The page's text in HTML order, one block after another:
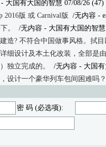
- 大国有大国的智慧 07/08/26 (47)
2016版 或 Carnival版
/无内容 -
。
/无内容 - 大国有大国的智慧
造? 不符合中国做事风格。拭目
细设计及本土化改装，全部是
独立完成的。
/无内容 - 大国有
设计一个豪华列车包间困难吗？
密 码 (必选项):